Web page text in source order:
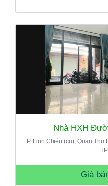
Nhà HXH
P. Linh Chiểu (cũ), Quận Thủ
Giá